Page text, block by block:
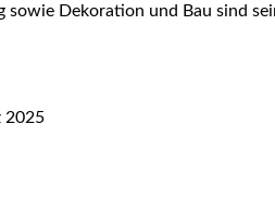
sowie Dekoration und Bau sind
2025